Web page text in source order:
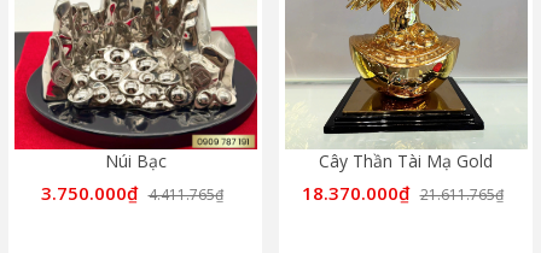
Núi Bạc
3.750.000₫ 4.411.765₫
Cây Thần Tài Mạ Gold
18.370.000₫ 21.611.765₫